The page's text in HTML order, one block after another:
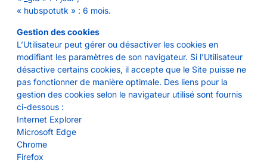
« hubspotutk » : 6 mois.
Gestion des cookies
L’Utilisateur peut gérer ou désactiver les cookies en
modifiant les paramètres de son navigateur. Si l’Utilisateur
désactive certains cookies, il accepte que le Site puisse ne
pas fonctionner de manière optimale. Des liens pour la
gestion des cookies selon le navigateur utilisé sont fournis
ci-dessous :
Internet Explorer
Microsoft Edge
Chrome
Firefox